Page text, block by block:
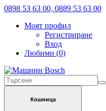
0898 53 63 00, 0889 53 63 00
Моят профил
Регистриране
Вход
Любими (0)
Кошница